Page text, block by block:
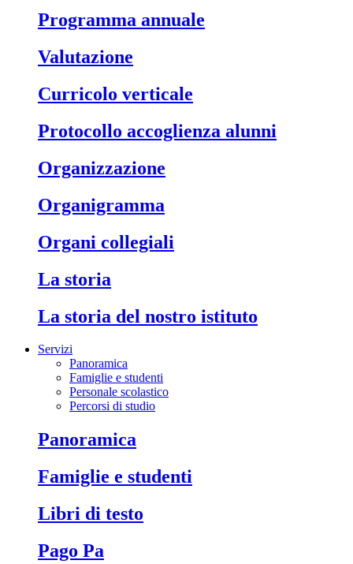
Programma annuale
Valutazione
Curricolo verticale
Protocollo accoglienza alunni
Organizzazione
Organigramma
Organi collegiali
La storia
La storia del nostro istituto
Servizi
Panoramica
Famiglie e studenti
Personale scolastico
Percorsi di studio
Panoramica
Famiglie e studenti
Libri di testo
Pago Pa